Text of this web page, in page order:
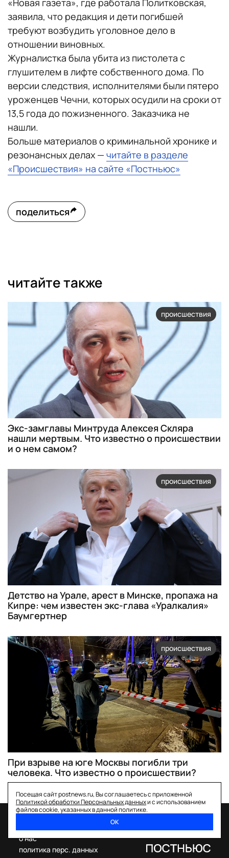
«Новая газета», где работала Политковская,
заявила, что редакция и дети погибшей
требуют возбудить уголовное дело в
отношении виновных.
Журналистка была убита из пистолета с
глушителем в лифте собственного дома. По
версии следствия, исполнителями были пятеро
уроженцев Чечни, которых осудили на сроки от
13,5 года до пожизненного. Заказчика не
нашли.
Больше материалов о криминальной хронике и
резонансных делах — читайте в разделе
«Происшествия» на сайте «Постньюс»
поделиться
читайте также
происшествия
Экс-замглавы Минтруда Алексея Скляра
нашли мертвым. Что известно о происшествии
и о нем самом?
происшествия
Детство на Урале, арест в Минске, пропажа на
Кипре: чем известен экс-глава «Уралкалия»
Баумгертнер
происшествия
При взрыве на юге Москвы погибли три
человека. Что известно о происшествии?
Посещая сайт postnews.ru, Вы соглашаетесь с приложенной
Политикой обработки Персональных данныхи с использованием
файлов cookie, указанных в данной политике.
ОК
о нас
политика перс. данных